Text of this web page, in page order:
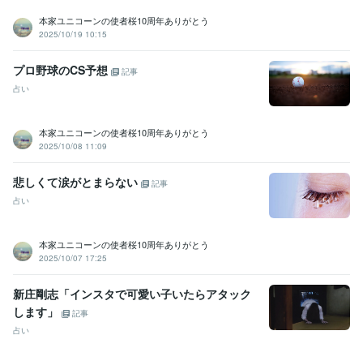
本家ユニコーンの使者桜10周年ありがとう
2025/10/19 10:15
プロ野球のCS予想
記事
占い
本家ユニコーンの使者桜10周年ありがとう
2025/10/08 11:09
悲しくて涙がとまらない
記事
占い
本家ユニコーンの使者桜10周年ありがとう
2025/10/07 17:25
新庄剛志「インスタで可愛い子いたらアタック
します」
記事
占い